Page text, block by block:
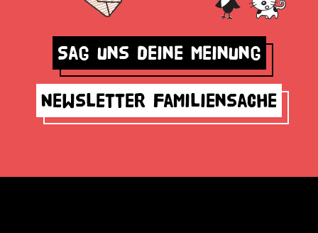
Sag uns deine Meinung
Newsletter Familiensache